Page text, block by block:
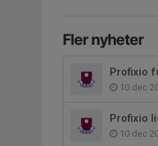
Fler nyheter
Profixio
10 dec
Profixio
10 dec